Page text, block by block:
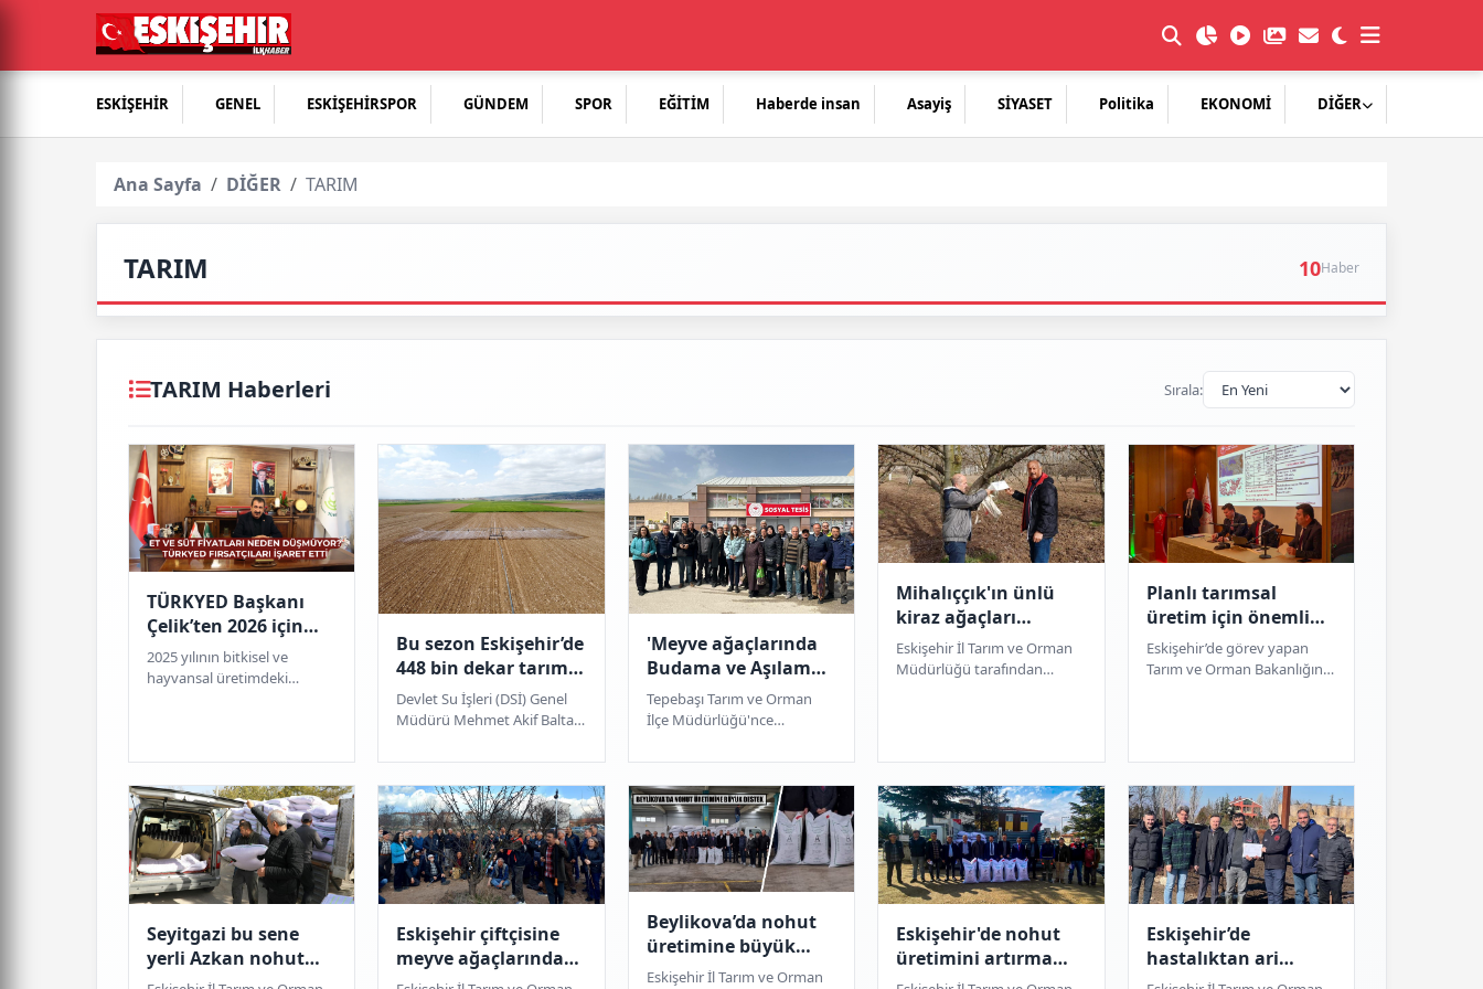
ESKİŞEHİR GENEL ESKİŞEHİRSPOR GÜNDEM SPOR EĞİTİM Haberde insan Asayiş SİYASET Politika EKONOMİ DİĞER
Ana Sayfa DİĞER TARIM
TARIM 10Haber
TARIM Haberleri Sırala:
TÜRKYED Başkanı
Çelik’ten 2026 için
kritik uyarılar
2025 yılının bitkisel ve
hayvansal üretimdeki
Bu sezon Eskişehir’de
448 bin dekar tarım
arazisi sulanacak
Devlet Su İşleri (DSİ) Genel
Müdürü Mehmet Akif Balta,
Eskişehir’de toplam 448 bin
dekar tarı...
'Meyve ağaçlarında
Budama ve Aşılama'
kurslarında 845 kişi
sertifika aldı
Tepebaşı Tarım ve Orman
İlçe Müdürlüğü'nce
Ağaçlarında Budama ve
Aşılama' kurslarında
toplamda 845 kiş...
Mihalıççık'ın ünlü
kiraz ağaçları
koruma altında
Eskişehir İl Tarım ve Orman
Müdürlüğü tarafından
Planlı tarımsal
üretim için önemli
toplantı
Eskişehir’de görev yapan
Tarım ve Orman Bakanlığına
Seyitgazi bu sene
yerli Azkan nohut
tohumu ekecek
Eskişehir çiftçisine
meyve ağaçlarında
budama ve aşılama
Beylikova’da nohut
üretimine büyük
destek
Eskişehir İl Tarım ve Orman
Eskişehir'de nohut
üretimini artırma
çalışmaları
Eskişehir’de
hastalıktan ari
işletme sayısı